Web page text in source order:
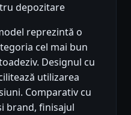
depozitare
reprezintă o
cel mai bun
Designul cu
utilizarea
Comparativ cu
brand, finisajul